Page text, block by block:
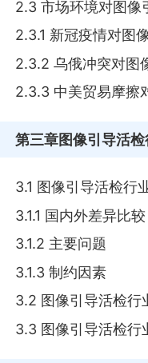
2.3 市场环境对图像
2.3.1 新冠疫情对图
2.3.2 乌俄冲突对图
2.3.3 中美贸易摩擦
第三章图像引导活
3.1 图像引导活检行
3.1.1 国内外差异比较
3.1.2 主要问题
3.1.3 制约因素
3.2 图像引导活检行
3.3 图像引导活检行